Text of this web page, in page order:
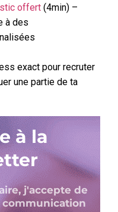
offert (4min) –
à des
exact pour recruter
une partie de ta